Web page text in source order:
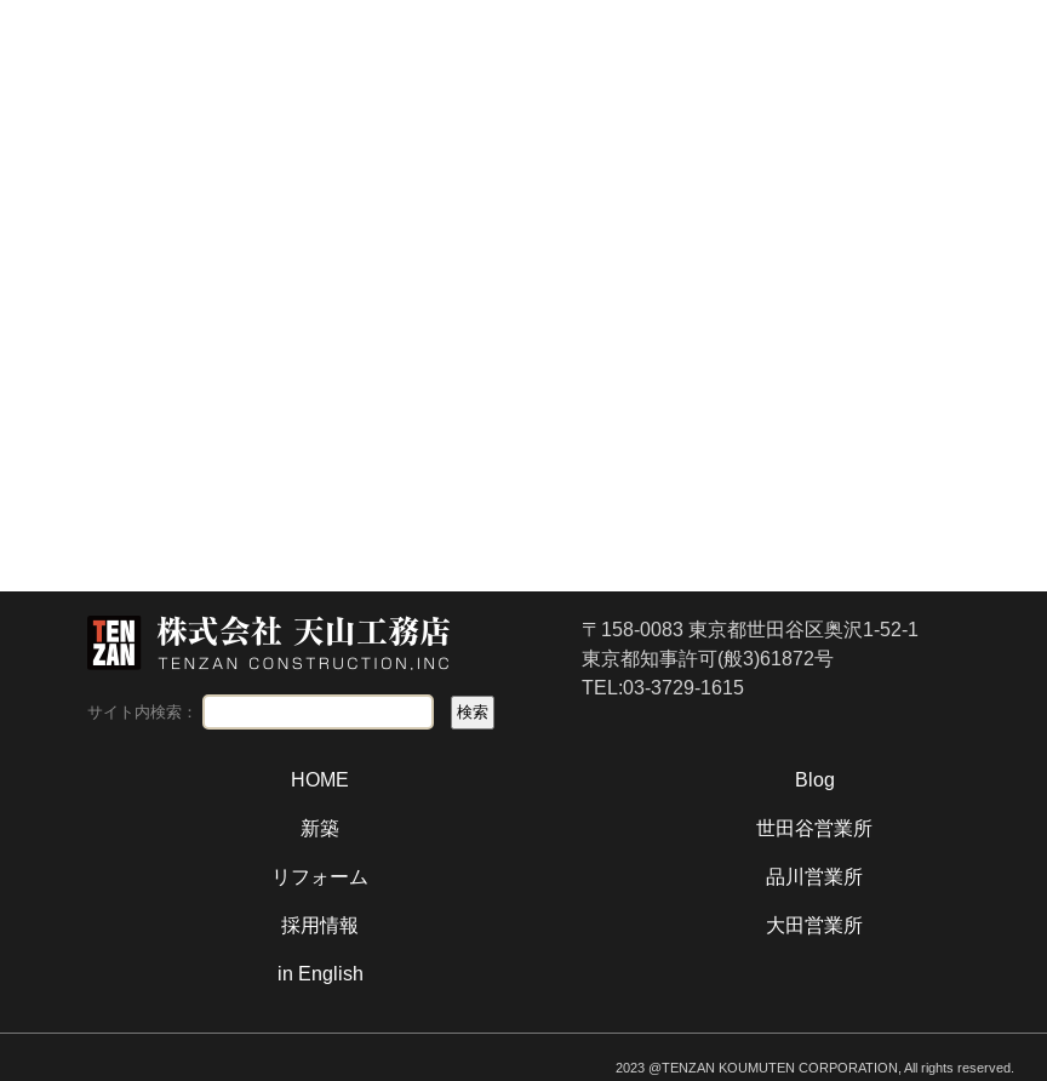
サイト内検索：
〒158-0083 東京都世田谷区奥沢1-52-1
東京都知事許可(般3)61872号
TEL:03-3729-1615
HOME
新築
リフォーム
採用情報
in English
Blog
世田谷営業所
品川営業所
大田営業所
2023 @TENZAN KOUMUTEN CORPORATION, All rights reserved.